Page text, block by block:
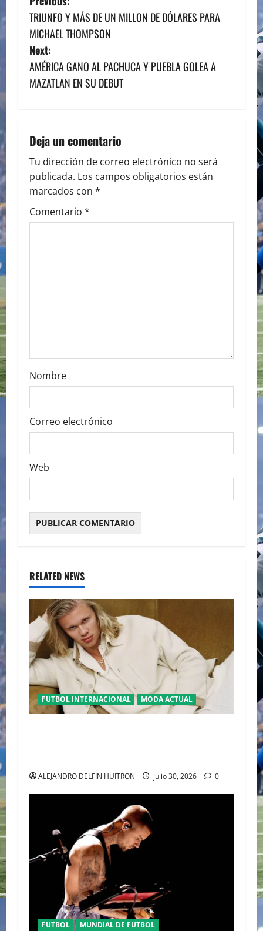
o
s
t
v
i
g
a
TRIUNFO Y MÁS DE UN MILLON DE DÓLARES PARA
MICHAEL THOMPSON
Next:
AMÉRICA GANO AL PACHUCA Y PUEBLA GOLEA A
MAZATLAN EN SU DEBUT
Deja un comentario
Tu dirección de correo electrónico no será
publicada. Los campos obligatorios están
marcados con *
Comentario *
Nombre
Correo electrónico
Web
RELATED NEWS
FUTBOL INTERNACIONAL MODA ACTUAL
ALEJANDRO DELFIN HUITRON julio 30, 2026 0
FUTBOL MUNDIAL DE FUTBOL